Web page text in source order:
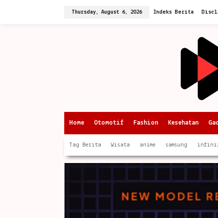
Thursday, August 6, 2026 Indeks Berita
Home Otomotif Fashion Kesehatan
Tag Berita Wisata anime samsung